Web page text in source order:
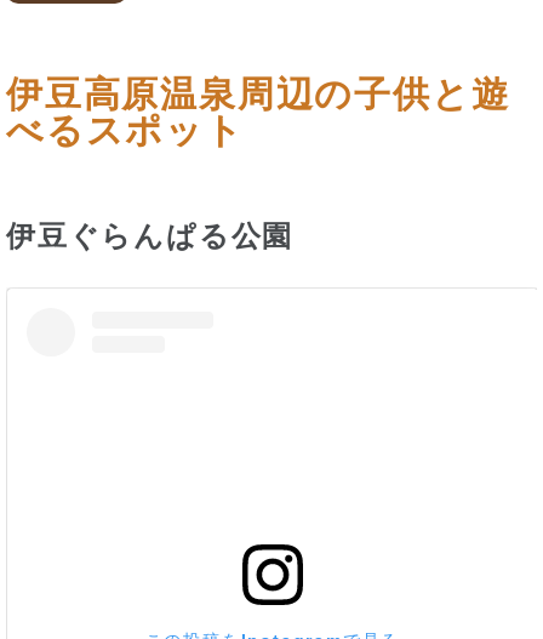
伊豆高原温泉周辺の子供と遊
べるスポット
伊豆ぐらんぱる公園